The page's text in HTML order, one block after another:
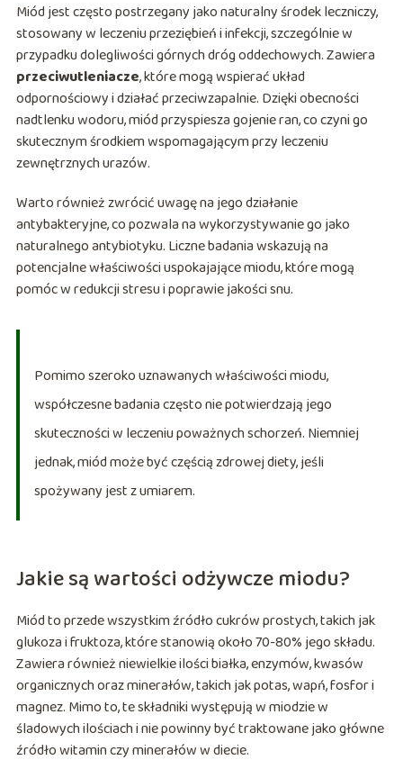
Miód jest często postrzegany jako naturalny środek leczniczy,
stosowany w leczeniu przeziębień i infekcji, szczególnie w
przypadku dolegliwości górnych dróg oddechowych. Zawiera
przeciwutleniacze, które mogą wspierać układ
odpornościowy i działać przeciwzapalnie. Dzięki obecności
nadtlenku wodoru, miód przyspiesza gojenie ran, co czyni go
skutecznym środkiem wspomagającym przy leczeniu
zewnętrznych urazów.
Warto również zwrócić uwagę na jego działanie
antybakteryjne, co pozwala na wykorzystywanie go jako
naturalnego antybiotyku. Liczne badania wskazują na
potencjalne właściwości uspokajające miodu, które mogą
pomóc w redukcji stresu i poprawie jakości snu.
Pomimo szeroko uznawanych właściwości miodu,
współczesne badania często nie potwierdzają jego
skuteczności w leczeniu poważnych schorzeń. Niemniej
jednak, miód może być częścią zdrowej diety, jeśli
spożywany jest z umiarem.
Jakie są wartości odżywcze miodu?
Miód to przede wszystkim źródło cukrów prostych, takich jak
glukoza i fruktoza, które stanowią około 70-80% jego składu.
Zawiera również niewielkie ilości białka, enzymów, kwasów
organicznych oraz minerałów, takich jak potas, wapń, fosfor i
magnez. Mimo to, te składniki występują w miodzie w
śladowych ilościach i nie powinny być traktowane jako główne
źródło witamin czy minerałów w diecie.